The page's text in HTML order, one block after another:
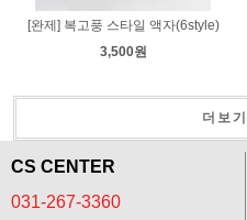
[완제] 복고풍 스타일 액자(6style)
3,500원
더보기
CS CENTER
031-267-3360